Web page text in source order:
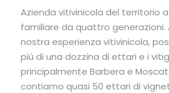
Azienda vitivinicola del territorio
familiare da quattro generazioni.
nostra esperienza vitivinicola,
più di una dozzina di ettari e i
principalmente Barbera e
contiamo quasi 50 ettari di